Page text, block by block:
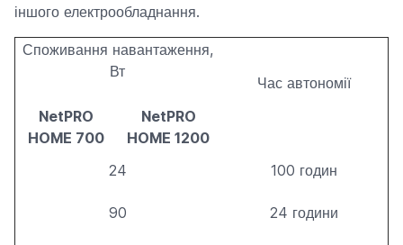
іншого електрообладнання.
Споживання навантаження,
Вт
Час автономії
NetPRO
HOME 700
NetPRO
HOME 1200
24
100 годин
90 24 години